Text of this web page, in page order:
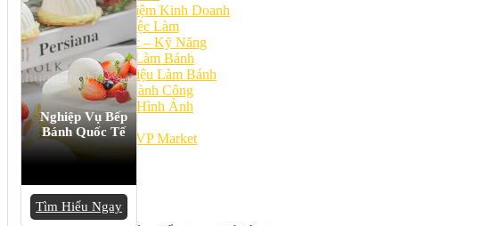
Kinh Nghiệm Kinh Doanh
Cơ Hội Việc Làm
Kiến Thức – Kỹ Năng
Dụng Cụ Làm Bánh
Nguyên Liệu Làm Bánh
Gương Thành Công
Thư Viện Hình Ảnh
Hỏi Đáp
Siêu thị ĐVP Market
Việc Làm
Nghiệp Vụ Bếp
Bánh Quốc Tế
Tìm Hiểu Ngay